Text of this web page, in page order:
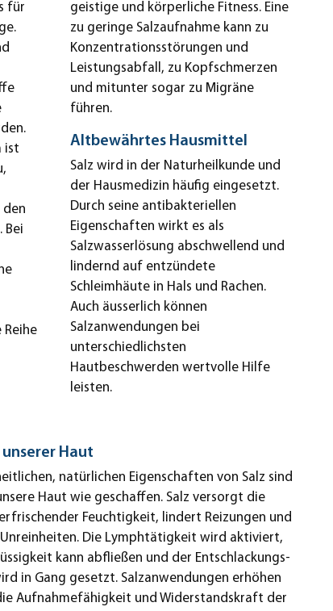
für
ist
den
Bei
Reihe
geistige und körperliche Fitness. Eine
zu geringe Salzaufnahme kann zu
Konzentrationsstörungen und
Leistungsabfall, zu Kopfschmerzen
und mitunter sogar zu Migräne
führen.
Altbewährtes Hausmittel
Salz wird in der Naturheilkunde und
der Hausmedizin häufig eingesetzt.
Durch seine antibakteriellen
Eigenschaften wirkt es als
Salzwasserlösung abschwellend und
lindernd auf entzündete
Schleimhäute in Hals und Rachen.
Auch äusserlich können
Salzanwendungen bei
unterschiedlichsten
Hautbeschwerden wertvolle Hilfe
leisten.
Haut
natürlichen Eigenschaften von Salz sind
Haut wie geschaffen. Salz versorgt die
Feuchtigkeit, lindert Reizungen und
Die Lymphtätigkeit wird aktiviert,
kann abfließen und der Entschlackungs-
in Gang gesetzt. Salzanwendungen erhöhen
Aufnahmefähigkeit und Widerstandskraft der